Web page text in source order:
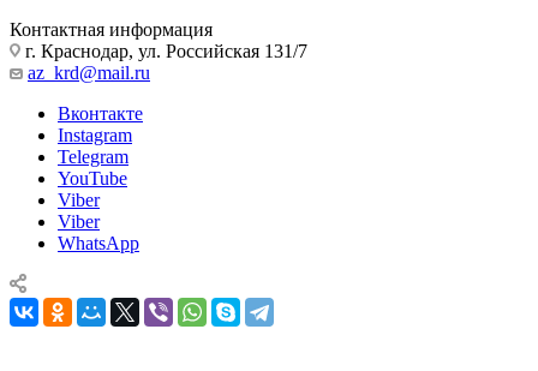
Контактная информация
г. Краснодар, ул. Российская 131/7
az_krd@mail.ru
Вконтакте
Instagram
Telegram
YouTube
Viber
Viber
WhatsApp